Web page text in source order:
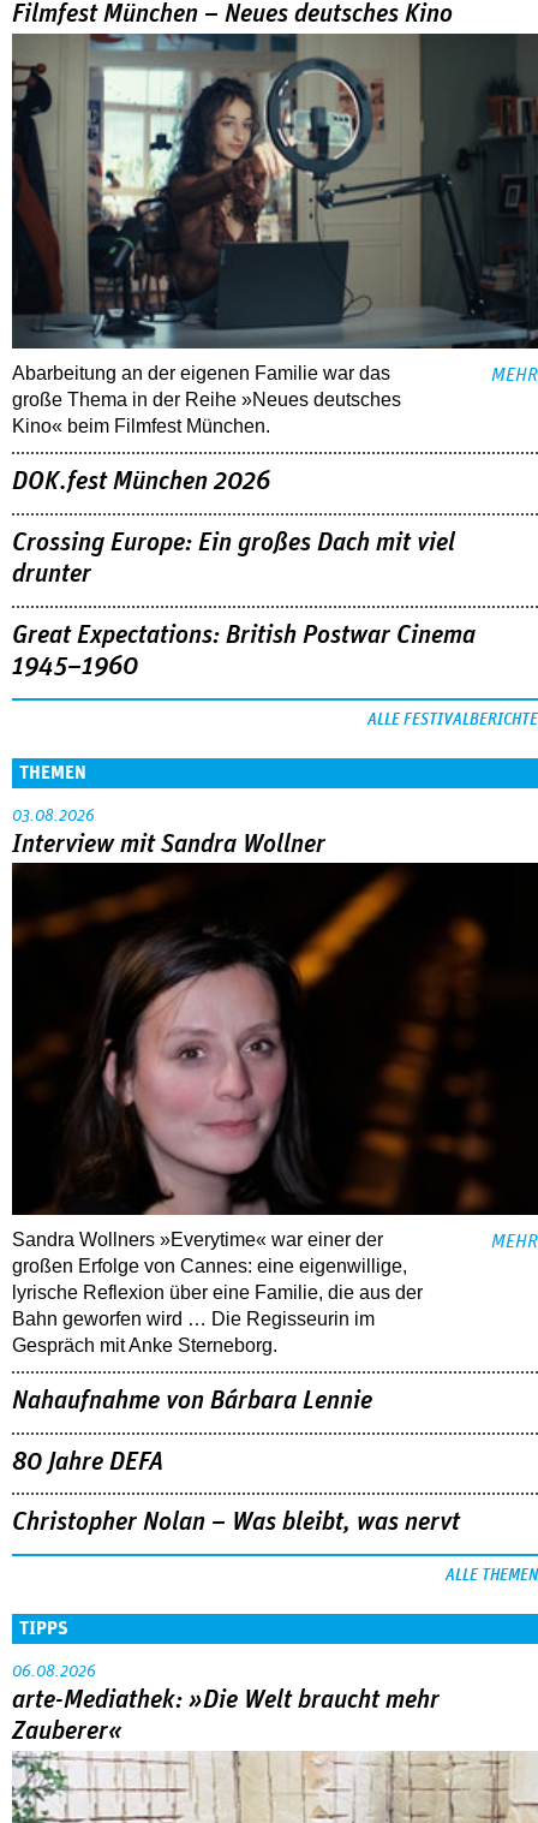
Filmfest München – Neues deutsches Kino
Abarbeitung an der eigenen Familie war das
große Thema in der Reihe »Neues deutsches
Kino« beim Filmfest München.
MEHR
DOK.fest München 2026
Crossing Europe: Ein großes Dach mit viel
drunter
Great Expectations: British Postwar Cinema
1945–1960
ALLE FESTIVALBERICHTE
THEMEN
03.08.2026
Interview mit Sandra Wollner
Sandra Wollners »Everytime« war einer der
großen Erfolge von Cannes: eine eigenwillige,
lyrische Reflexion über eine ­Familie, die aus der
Bahn geworfen wird … Die Regisseurin im
Gespräch mit Anke Sterneborg.
MEHR
Nahaufnahme von Bárbara Lennie
80 Jahre DEFA
Christopher Nolan – Was bleibt, was nervt
ALLE THEMEN
TIPPS
06.08.2026
arte-Mediathek: »Die Welt braucht mehr
Zauberer«